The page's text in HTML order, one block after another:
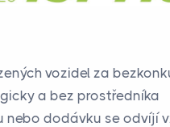
vozidel za
a bez prostředníka
nebo dodávku se odvíjí